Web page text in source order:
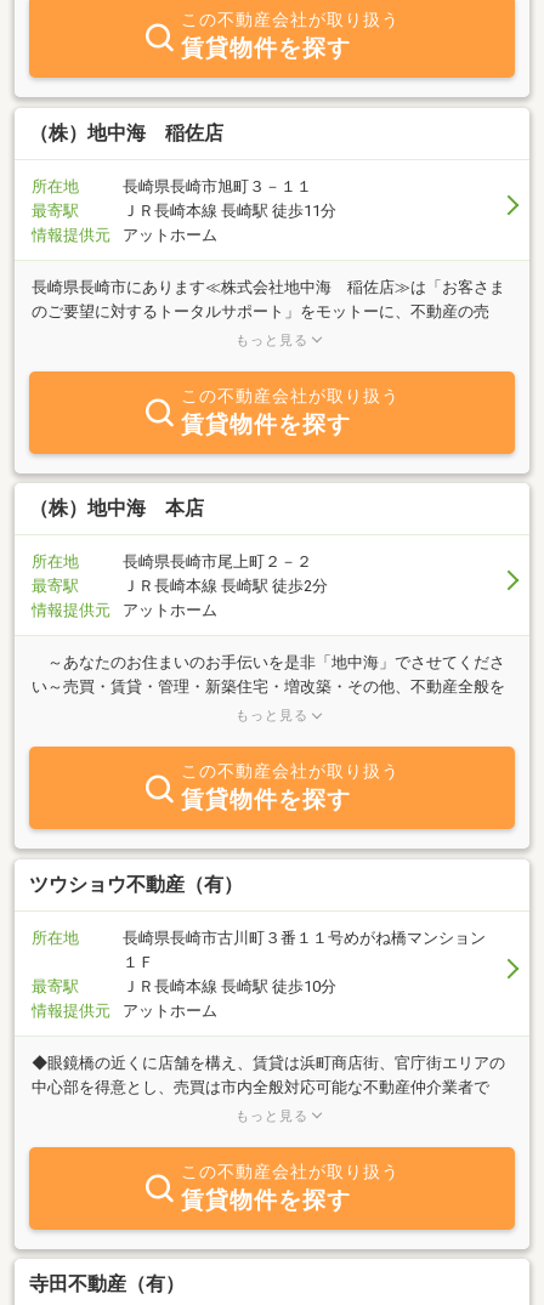
この不動産会社が取り扱う
賃貸物件を探す
（株）地中海 稲佐店
所在地
長崎県長崎市旭町３－１１
最寄駅
ＪＲ長崎本線 長崎駅 徒歩11分
情報提供元
アットホーム
長崎県長崎市にあります≪株式会社地中海 稲佐店≫は「お客さま
のご要望に対するトータルサポート」をモットーに、不動産の売
買・賃貸・仲介及び管理をはじめ、建築関係全般の業務をおこなっ
タイムリーな情報発信を心がけてまいりますので、今後ともよろし
くお願いいたします。
もっと見る
この不動産会社が取り扱う
賃貸物件を探す
（株）地中海 本店
所在地
長崎県長崎市尾上町２－２
最寄駅
ＪＲ長崎本線 長崎駅 徒歩2分
情報提供元
アットホーム
～あなたのお住まいのお手伝いを是非「地中海」でさせてくださ
い～売買・賃貸・管理・新築住宅・増改築・その他、不動産全般を
取り扱っております。「売りたい」「買いたい」「借りたい」「貸
もっと見る
この不動産会社が取り扱う
賃貸物件を探す
ツウショウ不動産（有）
所在地
長崎県長崎市古川町３番１１号めがね橋マンション
１Ｆ
最寄駅
ＪＲ長崎本線 長崎駅 徒歩10分
情報提供元
アットホーム
◆眼鏡橋の近くに店舗を構え、賃貸は浜町商店街、官庁街エリアの
中心部を得意とし、売買は市内全般対応可能な不動産仲介業者で
す。◆賃貸・売買・リフォームを行っており、住宅から店舗、ガレ
ブルのない、最適な提案・取引を行っております。◆地元に密着し
ておりますので、お客様との信頼関係を大事にしております。
◆『住まい』は毎日かかわるものなので、不動産業者も慎重に選ぶ
ことをお勧めいたします！
もっと見る
この不動産会社が取り扱う
賃貸物件を探す
寺田不動産（有）